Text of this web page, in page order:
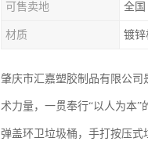
可售卖地 全国
材质 镀锌
肇庆市汇嘉塑胶制品有限公
术力量，一贯奉行“以人为本”
弹盖环卫垃圾桶，手打按压